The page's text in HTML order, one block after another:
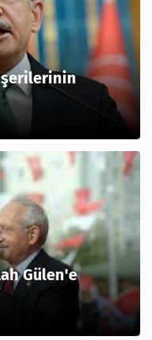
Gülen'e